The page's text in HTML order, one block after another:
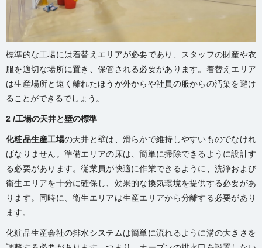
標準的な工場には着替えエリアが必要であり、スタッフの財産や衣
服を適切な場所に置き、保管される必要があります。着替えエリア
は生産場所と遠く離れたほうが外からや社員の服からの汚染を避け
ることができるでしょう。
2 /工場の天井と壁の標準
化粧品生産工場の天井と壁は、滑らかで維持しやすいものでなけれ
ばなりません。準備エリアの床は、簡単に掃除できるように設計す
る必要があります。従業員が快適に作業できるように、洗浄および
衛生エリアを十分に確保し、効果的な換気環境を提供する必要があ
ります。同時に、衛生エリアは生産エリアから分離する必要があり
ます。
化粧品生産会社の排水システムは簡単に流れるように溝の大きさを